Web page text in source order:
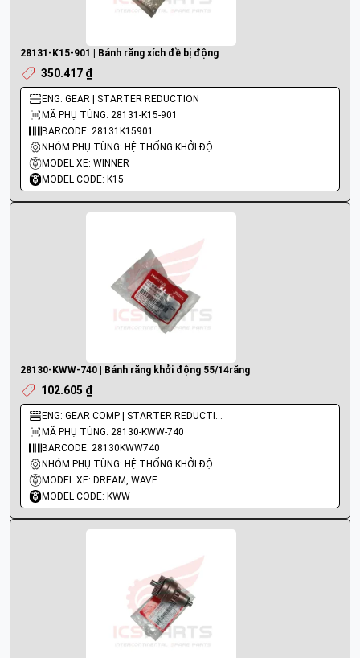
28131-K15-901 | Bánh răng xích đề bị động
350.417 ₫
ENG: GEAR | STARTER REDUCTION
MÃ PHỤ TÙNG: 28131-K15-901
BARCODE: 28131K15901
NHÓM PHỤ TÙNG: HỆ THỐNG KHỞI ĐỘNG - ĐỀ
MODEL XE: WINNER
MODEL CODE: K15
28130-KWW-740 | Bánh răng khởi động 55/14răng
102.605 ₫
ENG: GEAR COMP | STARTER REDUCTION (5
MÃ PHỤ TÙNG: 28130-KWW-740
BARCODE: 28130KWW740
NHÓM PHỤ TÙNG: HỆ THỐNG KHỞI ĐỘNG - ĐỀ
MODEL XE: DREAM, WAVE
MODEL CODE: KWW